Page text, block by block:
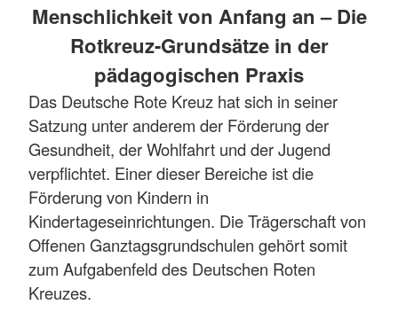
Menschlichkeit von Anfang an – Die
Rotkreuz-Grundsätze in der
pädagogischen Praxis
Das Deutsche Rote Kreuz hat sich in seiner
Satzung unter anderem der Förderung der
Gesundheit, der Wohlfahrt und der Jugend
verpflichtet. Einer dieser Bereiche ist die
Förderung von Kindern in
Kindertageseinrichtungen. Die Trägerschaft von
Offenen Ganztagsgrundschulen gehört somit
zum Aufgabenfeld des Deutschen Roten
Kreuzes.